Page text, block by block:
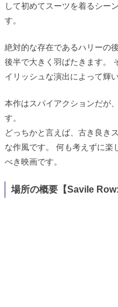
して初めてスーツを着るシー
す。
絶対的な存在であるハリーの
後半で大きく羽ばたきます。
イリッシュな演出によって輝
本作はスパイアクションだが
す。
どっちかと言えば、古き良き
な作風です。 何も考えずに楽
べき映画です。
場所の概要【Savile